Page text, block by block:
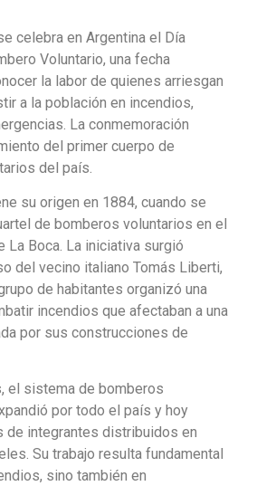
celebra en Argentina el Día
Voluntario, una fecha
la labor de quienes arriesgan
a la población en incendios,
La conmemoración
del primer cuerpo de
del país.
su origen en 1884, cuando se
de bomberos voluntarios en el
La Boca. La iniciativa surgió
del vecino italiano Tomás Liberti,
de habitantes organizó una
incendios que afectaban a una
por sus construcciones de
el sistema de bomberos
por todo el país y hoy
de integrantes distribuidos en
Su trabajo resulta fundamental
sino también en